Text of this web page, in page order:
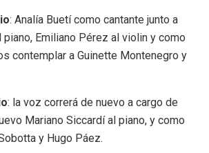
: Analía Buetí como cantante junto a
piano, Emiliano Pérez al violin y como
contemplar a Guinette Montenegro y
: la voz correrá de nuevo a cargo de
Mariano Siccardí al piano, y como
y Hugo Páez.